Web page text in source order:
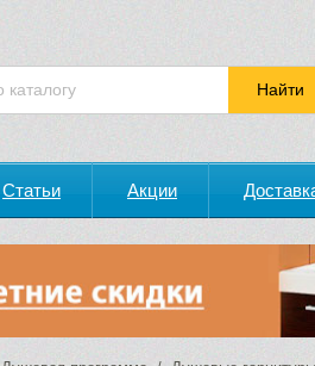
Статьи Акции